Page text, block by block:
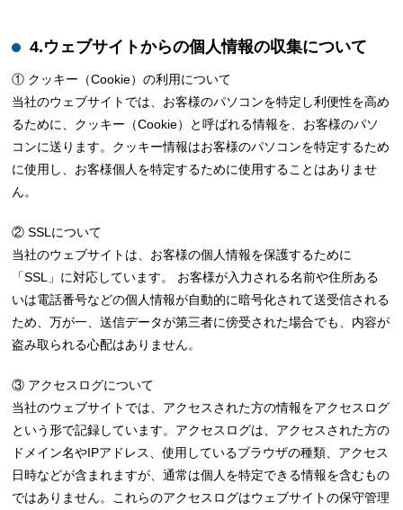
4.ウェブサイトからの個人情報の収集について
① クッキー（Cookie）の利用について
当社のウェブサイトでは、お客様のパソコンを特定し利便性を高め
るために、クッキー（Cookie）と呼ばれる情報を、お客様のパソ
コンに送ります。クッキー情報はお客様のパソコンを特定するため
に使用し、お客様個人を特定するために使用することはありませ
ん。
② SSLについて
当社のウェブサイトは、お客様の個人情報を保護するために
「SSL」に対応しています。 お客様が入力される名前や住所ある
いは電話番号などの個人情報が自動的に暗号化されて送受信される
ため、万が一、送信データが第三者に傍受された場合でも、内容が
盗み取られる心配はありません。
③ アクセスログについて
当社のウェブサイトでは、アクセスされた方の情報をアクセスログ
という形で記録しています。アクセスログは、アクセスされた方の
ドメイン名やIPアドレス、使用しているブラウザの種類、アクセス
日時などが含まれますが、通常は個人を特定できる情報を含むもの
ではありません。これらのアクセスログはウェブサイトの保守管理